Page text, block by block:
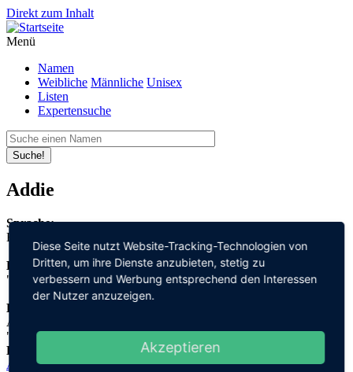
Direkt zum Inhalt
Menü
Namen
Weibliche Männliche Unisex
Listen
Expertensuche
Suche!
Addie
Sprache:
Englisch
Bedeutung:
"edel" + "Persönlichkeit"
Herleitung:
Althochdeutsch,
"adal" + "heit"
Herkunftsname:
Adalheidis
Diese Seite nutzt Website-Tracking-Technologien von
Dritten, um ihre Dienste anzubieten, stetig zu
verbessern und Werbung entsprechend den Interessen
der Nutzer anzuzeigen.
Akzeptieren